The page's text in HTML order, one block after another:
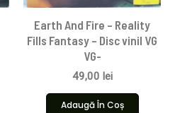
Earth And Fire – Reality
Fills Fantasy – Disc vinil VG
VG-
49,00 lei
Adaugă În Coș